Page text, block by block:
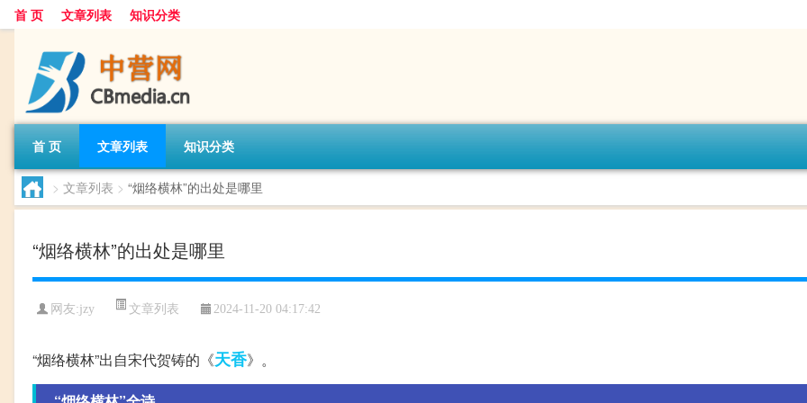
首 页 文章列表 知识分类
首 页 文章列表 知识分类
> 文章列表 > “烟络横林”的出处是哪里
“烟络横林”的出处是哪里
网友:jzy 文章列表 2024-11-20 04:17:42
“烟络横林”出自宋代贺铸的《天香》。